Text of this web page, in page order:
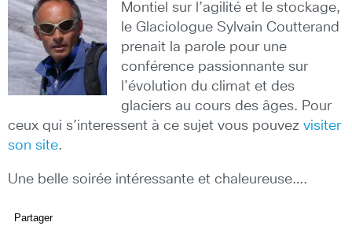
Montiel sur l’agilité et le stockage,
le Glaciologue Sylvain Coutterand
prenait la parole pour une
conférence passionnante sur
l’évolution du climat et des
glaciers au cours des âges. Pour
ceux qui s’interessent à ce sujet vous pouvez visiter
son site.
Une belle soirée intéressante et chaleureuse….
Partager